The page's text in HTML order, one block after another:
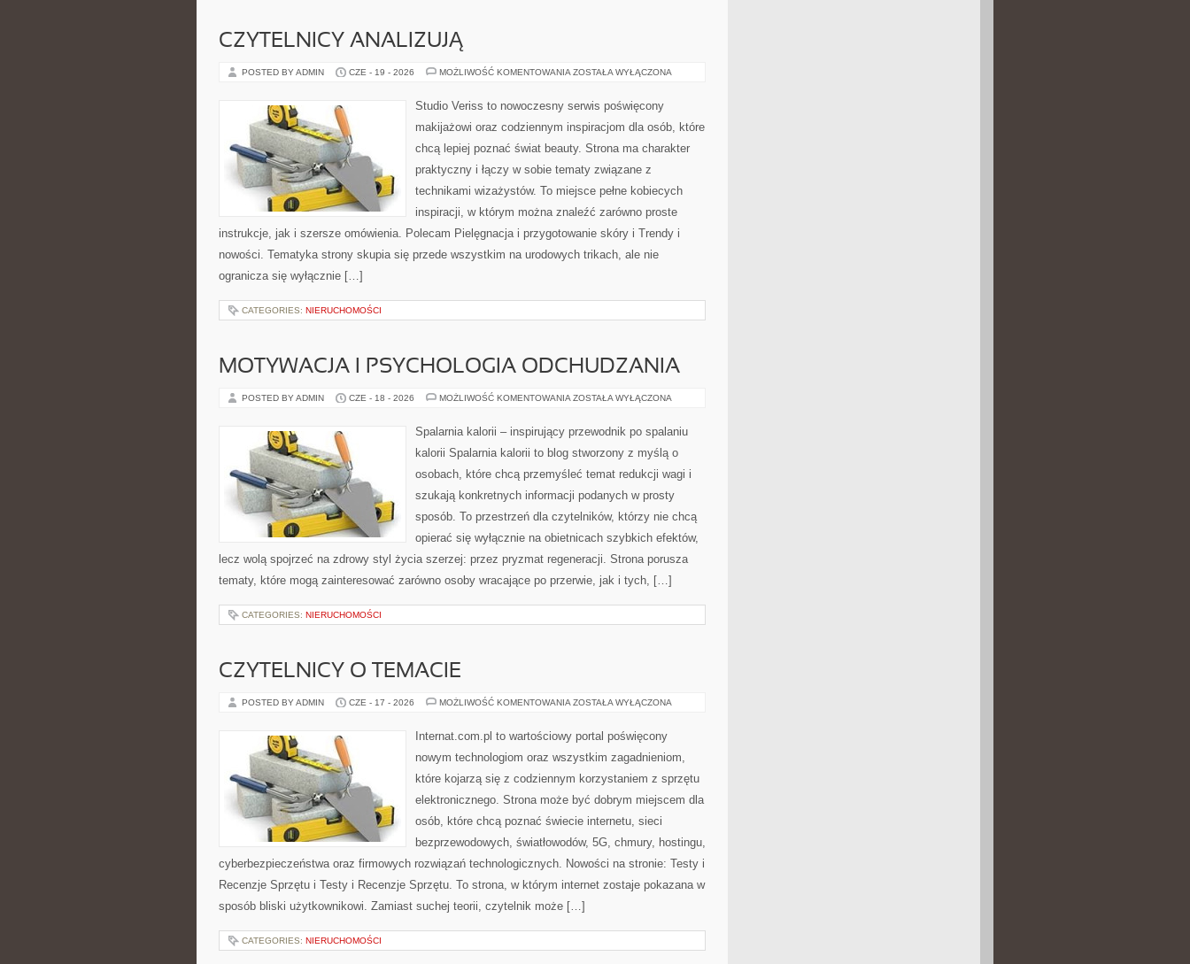
CZYTELNICY ANALIZUJĄ
POSTED BY ADMIN CZE - 19 - 2026 MOŻLIWOŚĆ KOMENTOWANIA CZYTELNICY
ZOSTAŁA WYŁĄCZONA
Studio Veriss to nowoczesny serwis poświęcony
makijażowi oraz codziennym inspiracjom dla osób, które
chcą lepiej poznać świat beauty. Strona ma charakter
praktyczny i łączy w sobie tematy związane z
technikami wizażystów. To miejsce pełne kobiecych
inspiracji, w którym można znaleźć zarówno proste
instrukcje, jak i szersze omówienia. Polecam Pielęgnacja i przygotowanie skóry i Trendy i
nowości. Tematyka strony skupia się przede wszystkim na urodowych trikach, ale nie
ogranicza się wyłącznie […]
CATEGORIES: NIERUCHOMOŚCI
MOTYWACJA I PSYCHOLOGIA ODCHUDZANIA
POSTED BY ADMIN CZE - 18 - 2026 MOŻLIWOŚĆ KOMENTOWANIA MOTYWACJA
ODCHUDZANIA
ZOSTAŁA WYŁĄCZONA
Spalarnia kalorii – inspirujący przewodnik po spalaniu
kalorii Spalarnia kalorii to blog stworzony z myślą o
osobach, które chcą przemyśleć temat redukcji wagi i
szukają konkretnych informacji podanych w prosty
sposób. To przestrzeń dla czytelników, którzy nie chcą
opierać się wyłącznie na obietnicach szybkich efektów,
lecz wolą spojrzeć na zdrowy styl życia szerzej: przez pryzmat regeneracji. Strona porusza
tematy, które mogą zainteresować zarówno osoby wracające po przerwie, jak i tych, […]
CATEGORIES: NIERUCHOMOŚCI
CZYTELNICY O TEMACIE
POSTED BY ADMIN CZE - 17 - 2026 MOŻLIWOŚĆ KOMENTOWANIA CZYTELNICY
ZOSTAŁA WYŁĄCZONA
Internat.com.pl to wartościowy portal poświęcony
nowym technologiom oraz wszystkim zagadnieniom,
które kojarzą się z codziennym korzystaniem z sprzętu
elektronicznego. Strona może być dobrym miejscem dla
osób, które chcą poznać świecie internetu, sieci
bezprzewodowych, światłowodów, 5G, chmury, hostingu,
cyberbezpieczeństwa oraz firmowych rozwiązań technologicznych. Nowości na stronie: Testy i
Recenzje Sprzętu i Testy i Recenzje Sprzętu. To strona, w którym internet zostaje pokazana w
sposób bliski użytkownikowi. Zamiast suchej teorii, czytelnik może […]
CATEGORIES: NIERUCHOMOŚCI